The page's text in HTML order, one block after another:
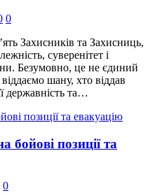
0
Захисників та Захисниць,
суверенітет і
Безумовно, це не єдиний
шану, хто віддав
державність та…
бойові позиції та
0